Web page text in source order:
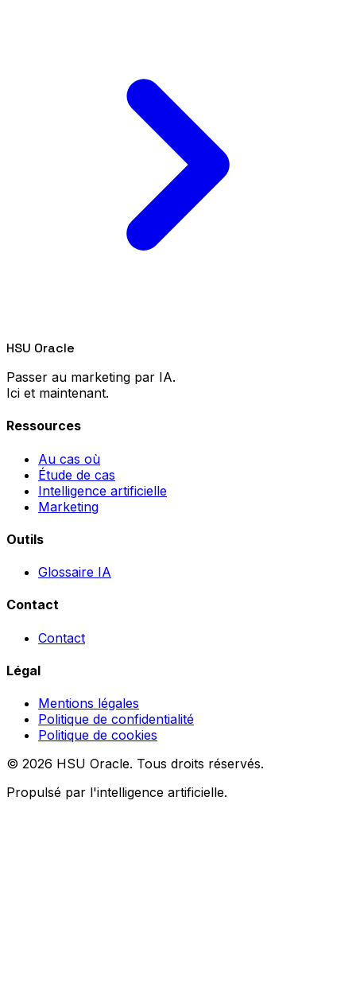
HSU Oracle
Passer au marketing par IA.
Ici et maintenant.
Ressources
Au cas où
Étude de cas
Intelligence artificielle
Marketing
Outils
Glossaire IA
Contact
Contact
Légal
Mentions légales
Politique de confidentialité
Politique de cookies
© 2026 HSU Oracle. Tous droits réservés.
Propulsé par l'intelligence artificielle.